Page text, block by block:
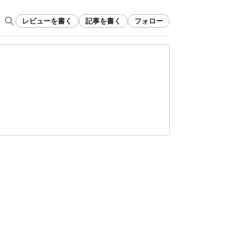
レビューを書く 記事を書く フォロー